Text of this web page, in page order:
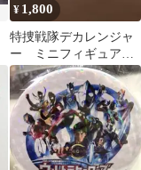
¥ 1,800
特捜戦隊デカレンジャ
ー ミニフィギュア
全5種 バンプレスト
非売品